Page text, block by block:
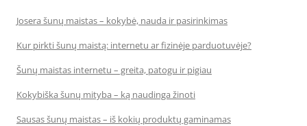
Josera šunų maistas – kokybė, nauda ir pasirinkimas
Kur pirkti šunų maistą: internetu ar fizinėje parduotuvėje?
Šunų maistas internetu – greita, patogu ir pigiau
Kokybiška šunų mityba – ką naudinga žinoti
Sausas šunų maistas – iš kokių produktų gaminamas